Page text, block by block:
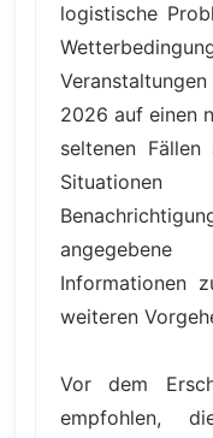
logistische
2026 auf einen
seltenen
Informationen
weiteren
Vor dem
empfohlen,